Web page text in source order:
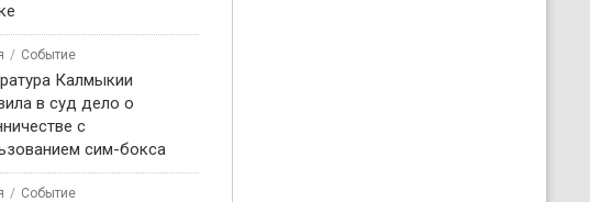
Событие
Калмыкии
в суд дело о
с
сим-бокса
Событие